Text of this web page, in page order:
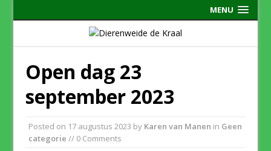
MENU
Open dag 23
september 2023
Posted on 17 augustus 2023 by Karen van Manen in Geen
categorie // 0 Comments